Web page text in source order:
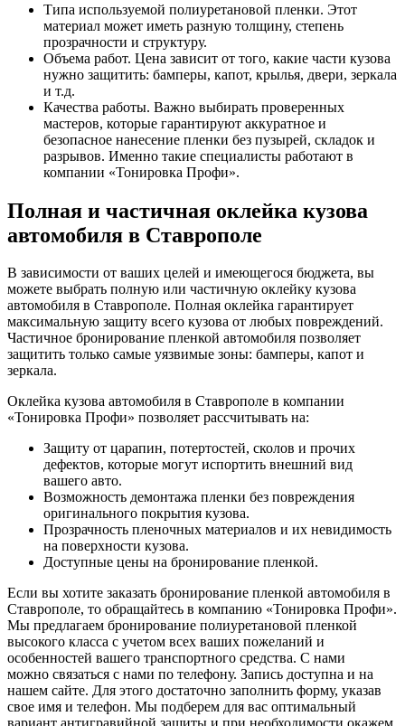
Типа используемой полиуретановой пленки. Этот
материал может иметь разную толщину, степень
прозрачности и структуру.
Объема работ. Цена зависит от того, какие части кузова
нужно защитить: бамперы, капот, крылья, двери, зеркала
и т.д.
Качества работы. Важно выбирать проверенных
мастеров, которые гарантируют аккуратное и
безопасное нанесение пленки без пузырей, складок и
разрывов. Именно такие специалисты работают в
компании «Тонировка Профи».
Полная и частичная оклейка кузова
автомобиля в Ставрополе
В зависимости от ваших целей и имеющегося бюджета, вы
можете выбрать полную или частичную оклейку кузова
автомобиля в Ставрополе. Полная оклейка гарантирует
максимальную защиту всего кузова от любых повреждений.
Частичное бронирование пленкой автомобиля позволяет
защитить только самые уязвимые зоны: бамперы, капот и
зеркала.
Оклейка кузова автомобиля в Ставрополе в компании
«Тонировка Профи» позволяет рассчитывать на:
Защиту от царапин, потертостей, сколов и прочих
дефектов, которые могут испортить внешний вид
вашего авто.
Возможность демонтажа пленки без повреждения
оригинального покрытия кузова.
Прозрачность пленочных материалов и их невидимость
на поверхности кузова.
Доступные цены на бронирование пленкой.
Если вы хотите заказать бронирование пленкой автомобиля в
Ставрополе, то обращайтесь в компанию «Тонировка Профи».
Мы предлагаем бронирование полиуретановой пленкой
высокого класса с учетом всех ваших пожеланий и
особенностей вашего транспортного средства. С нами
можно связаться с нами по телефону. Запись доступна и на
нашем сайте. Для этого достаточно заполнить форму, указав
свое имя и телефон. Мы подберем для вас оптимальный